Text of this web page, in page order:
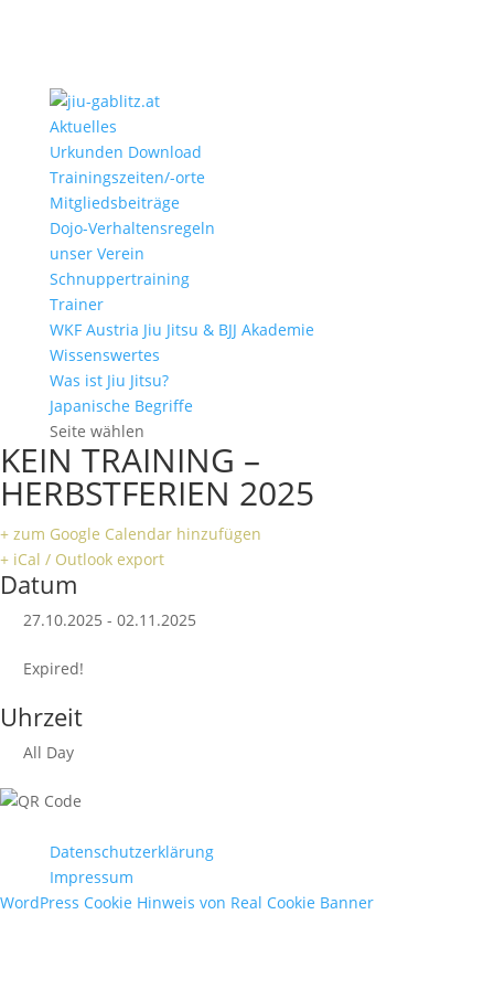
Aktuelles
Urkunden Download
Trainingszeiten/-orte
Mitgliedsbeiträge
Dojo-Verhaltensregeln
unser Verein
Schnuppertraining
Trainer
WKF Austria Jiu Jitsu & BJJ Akademie
Wissenswertes
Was ist Jiu Jitsu?
Japanische Begriffe
Seite wählen
KEIN TRAINING –
HERBSTFERIEN 2025
+ zum Google Calendar hinzufügen
+ iCal / Outlook export
Datum
27.10.2025 - 02.11.2025
Expired!
Uhrzeit
All Day
Datenschutzerklärung
Impressum
WordPress Cookie Hinweis von Real Cookie Banner